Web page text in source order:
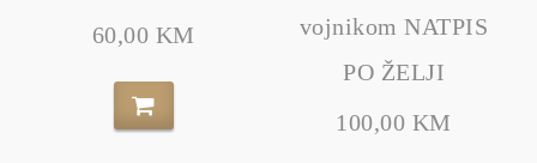
60,00 KM
vojnikom NATPIS
PO ŽELJI
100,00 KM